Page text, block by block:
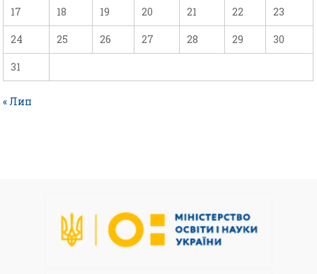
17 18 19 20 21 22 23
24 25 26 27 28 29 30
31
« Лип